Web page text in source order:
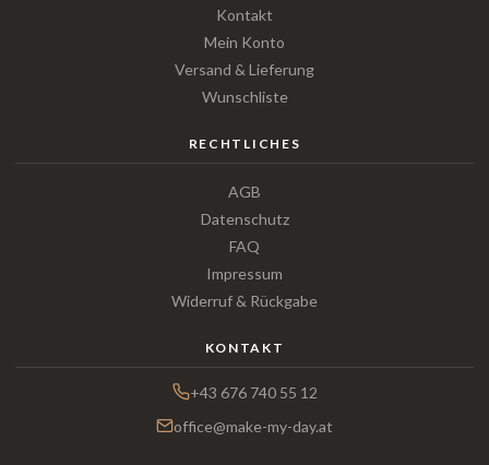
Kontakt
Mein Konto
Versand & Lieferung
Wunschliste
RECHTLICHES
AGB
Datenschutz
FAQ
Impressum
Widerruf & Rückgabe
KONTAKT
+43 676 740 55 12
office@make-my-day.at